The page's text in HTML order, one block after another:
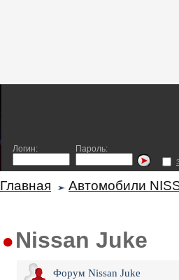
Логин: Пароль:
Главная Автомобили
Nissan Juke
Форум Nissan Juke